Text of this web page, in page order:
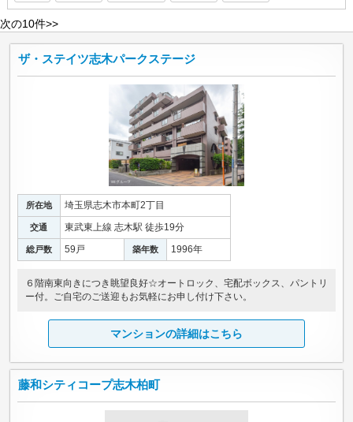
次の10件>>
ザ・ステイツ志木パークステージ
所在地 埼玉県志木市本町2丁目
交通 東武東上線 志木駅 徒歩19分
総戸数 59戸 築年数 1996年
６階南東向きにつき眺望良好☆オートロック、宅配ボックス、パントリ
ー付。ご自宅のご送迎もお気軽にお申し付け下さい。
マンションの詳細はこちら
藤和シティコープ志木柏町